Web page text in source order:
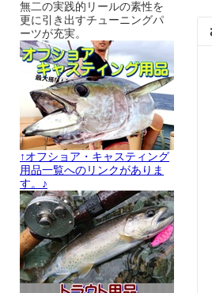
無二の実践的リールの素性を
更に引き出すチューニングパ
ーツが充実。
↑オフショア・キャスティング
用品一覧へのリンクがありま
す。♪